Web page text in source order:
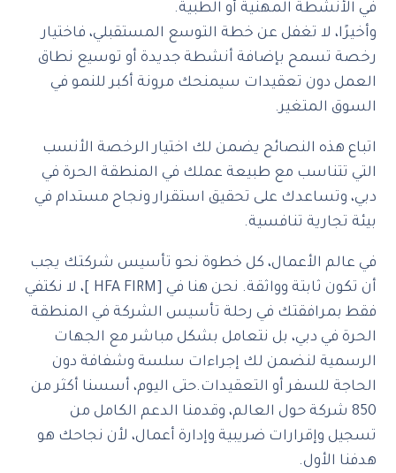
في الأنشطة المهنية أو الطبية.
وأخيرًا، لا تغفل عن خطة التوسع المستقبلي، فاختيار
رخصة تسمح بإضافة أنشطة جديدة أو توسيع نطاق
العمل دون تعقيدات سيمنحك مرونة أكبر للنمو في
السوق المتغير.
اتباع هذه النصائح يضمن لك اختيار الرخصة الأنسب
التي تتناسب مع طبيعة عملك في المنطقة الحرة في
دبي، وتساعدك على تحقيق استقرار ونجاح مستدام في
بيئة تجارية تنافسية.
‎في عالم الأعمال، كل خطوة نحو تأسيس شركتك يجب
أن تكون ثابتة وواثقة. نحن هنا في [HFA FIRM ]، لا نكتفي
فقط بمرافقتك في رحلة تأسيس الشركة في المنطقة
الحرة في دبي، بل نتعامل بشكل مباشر مع الجهات
الرسمية لنضمن لك إجراءات سلسة وشفافة دون
الحاجة للسفر أو التعقيدات. حتى اليوم، أسسنا أكثر من
850 شركة حول العالم، وقدمنا الدعم الكامل من
تسجيل وإقرارات ضريبية وإدارة أعمال، لأن نجاحك هو
هدفنا الأول.